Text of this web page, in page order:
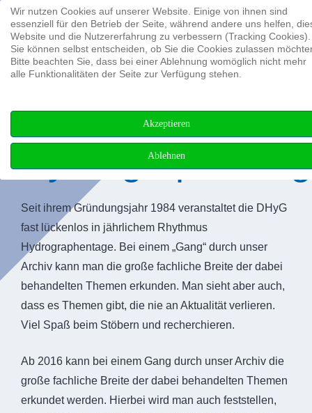
Suchen ...
Archiv der
Seit ihrem Gründungsjahr 1984 veranstaltet die DHyG
fast lückenlos in jährlichem Rhythmus
Hydrographentage. Bei einem „Gang“ durch unser
Archiv kann man die große fachliche Breite der dabei
behandelten Themen erkunden. Man sieht aber auch,
dass es Themen gibt, die nie an Aktualität verlieren.
Viel Spaß beim Stöbern und recherchieren.
Ab 2016 kann bei einem Gang durch unser Archiv die
große fachliche Breite der dabei behandelten Themen
erkundet werden. Hierbei wird man auch feststellen,
Wir nutzen Cookies auf unserer Website. Einige von ihnen sind
essenziell für den Betrieb der Seite, während andere uns helfen,
Website und die Nutzererfahrung zu verbessern (Tracking Cookies).
Sie können selbst entscheiden, ob Sie die Cookies zulassen
Bitte beachten Sie, dass bei einer Ablehnung womöglich nicht mehr
alle Funktionalitäten der Seite zur Verfügung stehen.
Akzeptieren
Ablehnen